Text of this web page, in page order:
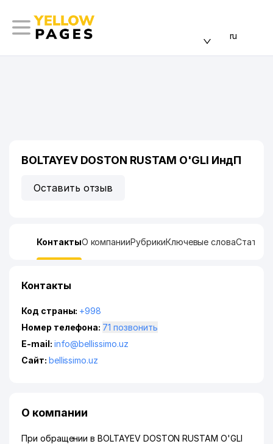
ru
BOLTAYEV DOSTON RUSTAM O'GLI ИндП
Оставить отзыв
КонтактыО компанииРубрикиКлючевые слова
Контакты
Код страны: +998
Номер телефона:
71 позвонить
E-mail: info@bellissimo.uz
Сайт: bellissimo.uz
О компании
При обращении в BOLTAYEV DOSTON RUSTAM O'GLI